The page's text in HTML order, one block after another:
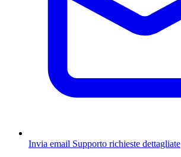
Invia email Supporto richieste dettagliate